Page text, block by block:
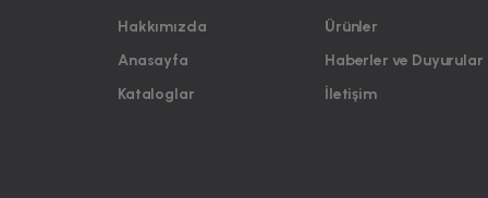
Hakkımızda
Anasayfa
Kataloglar
Ürünler
Haberler ve Duyurular
İletişim